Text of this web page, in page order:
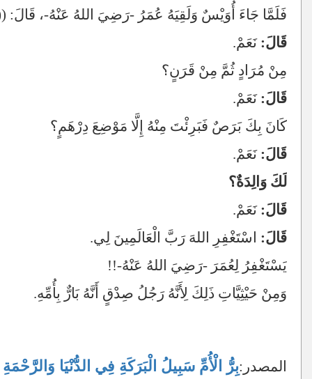
فَلَمَّا جَاءَ أُوَيْسٌ وَلَقِيَهُ عُمَرُ -رَضِيَ اللهُ عَنْهُ-،
قَالَ: نَعَمْ.
مِنْ مُرَادٍ ثُمَّ مِنْ قَرَنٍ؟
قَالَ: نَعَمْ.
كَانَ بِكَ بَرَصٌ فَبَرِئْتَ مِنْهُ إِلَّا مَوْضِعَ دِرْهَمٍ؟
قَالَ: نَعَمْ.
لَكَ وَالِدَةٌ؟
قَالَ:نَعَمْ.
قَالَ: اسْتَغْفِرِ اللهَ رَبَّ الْعَالَمِينَ لِي.
يَسْتَغْفِرُ لِعُمَرَ -رَضِيَ اللهُ عَنْهُ-!!
وَمِنْ حَيْثِيَّاتِ ذَلِكَ لِأَنَّهُ رَجُلُ صِدْقٍ أَنَّهُ بَارٌّ بِأُمِّهِ.
المصدر:بِرُّ الْأُمِّ سَبِيلُ الْبَرَكَةِ فِي الدُّنْيَا